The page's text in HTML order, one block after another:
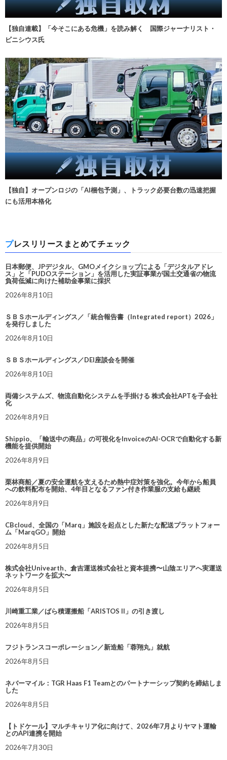
【独自連載】「今そこにある危機」を読み解く 国際ジャーナリスト・
ビニシウス氏
【独自】オープンロジの「AI梱包予測」、トラック必要台数の迅速把握
にも活用本格化
プレスリリースまとめてチェック
日本郵便、JPデジタル、GMOメイクショップによる「デジタルアドレ
ス」と「PUDOステーション」を活用した実証事業が国土交通省の物流
負荷低減に向けた補助金事業に採択
2026年8月10日
ＳＢＳホールディングス／「統合報告書（Integrated report）2026」
を発行しました
2026年8月10日
ＳＢＳホールディングス／DEI座談会を開催
2026年8月10日
両備システムズ、物流自動化システムを手掛ける 株式会社APTを子会社
化
2026年8月9日
Shippio、「輸送中の商品」の可視化をInvoiceのAI-OCRで自動化する新
機能を提供開始
2026年8月9日
栗林商船／夏の安全運航を支えるため熱中症対策を強化。今年から船員
への飲料配布を開始、4年目となるファン付き作業服の支給も継続
2026年8月9日
CBcloud、全国の「Marq」施設を起点とした新たな配送プラットフォー
ム「MarqGO」開始
2026年8月5日
株式会社Univearth、倉吉運送株式会社と資本提携〜山陰エリアへ実運送
ネットワークを拡大〜
2026年8月5日
川崎重工業／ばら積運搬船「ARISTOS II」の引き渡し
2026年8月5日
フジトランスコーポレーション／新造船「蓉翔丸」就航
2026年8月5日
ネバーマイル：TGR Haas F1 Teamとのパートナーシップ契約を締結しま
した
2026年8月5日
【トドケール】マルチキャリア化に向けて、2026年7月よりヤマト運輸
とのAPI連携を開始
2026年7月30日